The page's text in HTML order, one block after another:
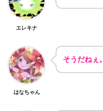
エレキナ
はなちゃん
そうだねぇ。